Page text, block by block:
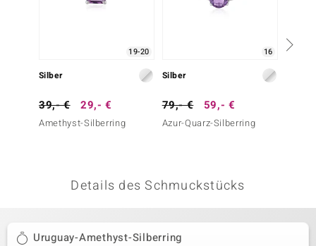
BY DE MELO
19-20
Silber
39,- € 29,- €
Amethyst-Silberring
16
Silber
79,- € 59,- €
Azur-Quarz-Silberring
Details des Schmuckstücks
Uruguay-Amethyst-Silberring